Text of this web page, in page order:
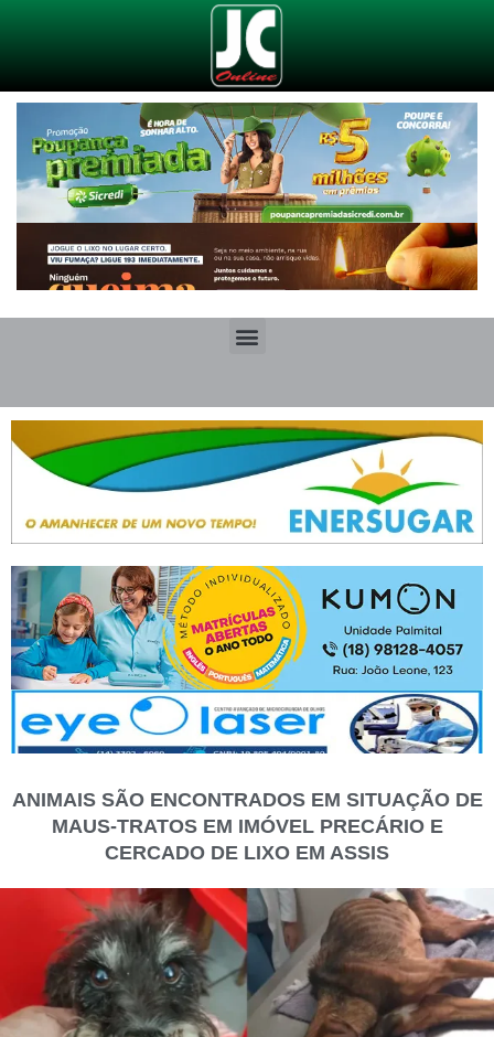
ANIMAIS SÃO ENCONTRADOS EM SITUAÇÃO DE
MAUS-TRATOS EM IMÓVEL PRECÁRIO E
CERCADO DE LIXO EM ASSIS